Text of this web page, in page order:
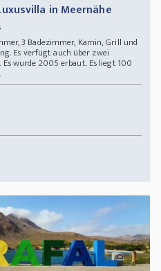
in Meernähe
3 Badezimmer, Kamin, Grill und
Es verfügt auch über zwei
wurde 2005 erbaut. Es liegt 100